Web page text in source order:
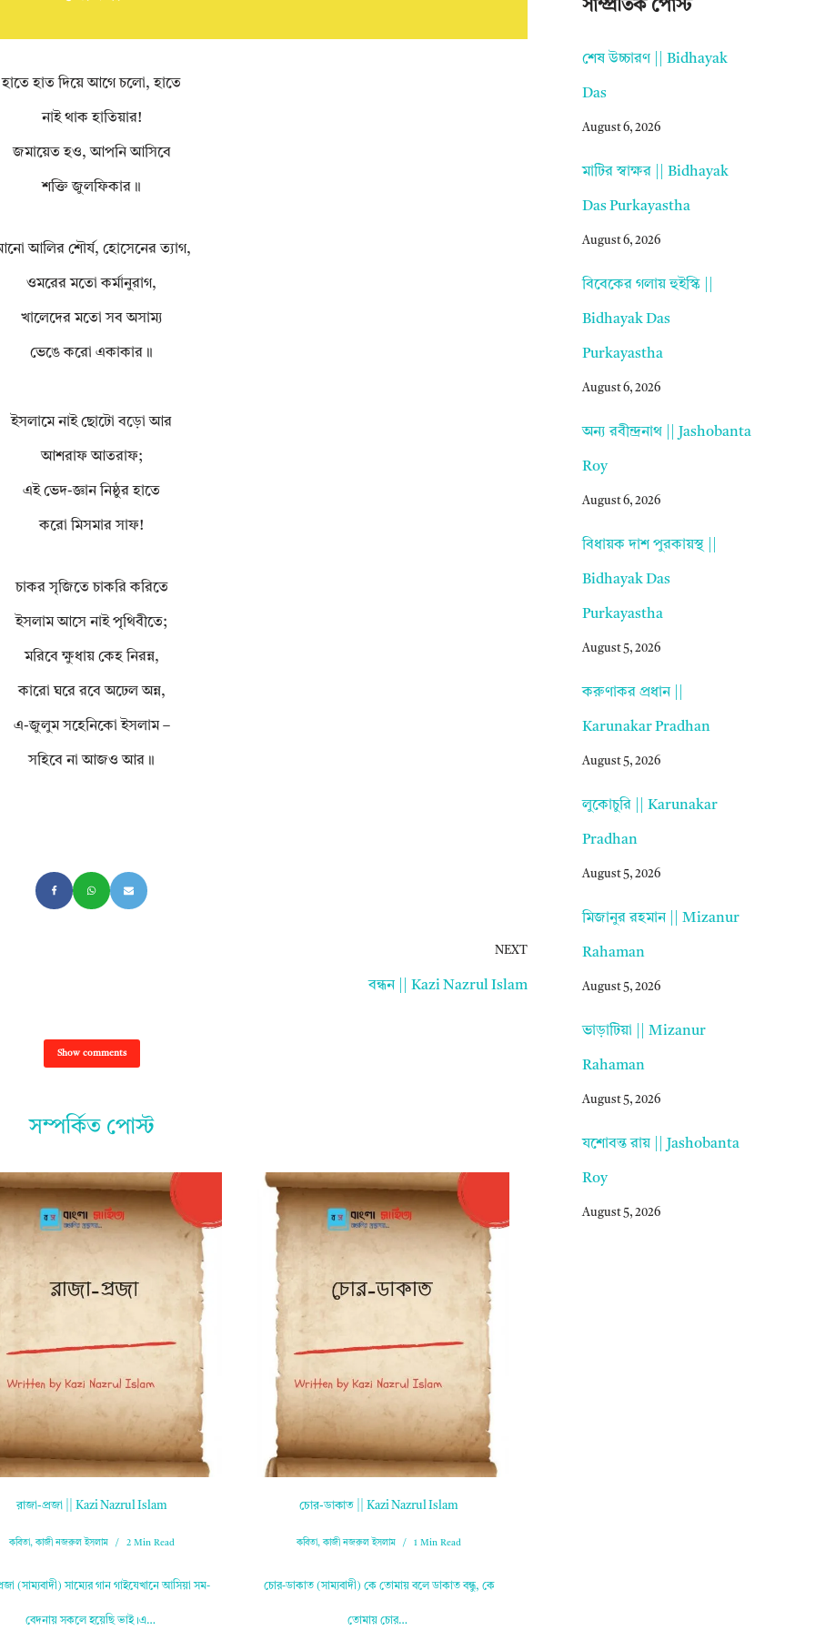
হাতে হাত দিয়ে আগে চলো, হাতে
নাই থাক হাতিয়ার!
জমায়েত হও, আপনি আসিবে
শক্তি জুলফিকার॥
আলির শৌর্য, হোসেনের ত্যাগ,
ওমরের মতো কর্মানুরাগ,
খালেদের মতো সব অসাম্য
ভেঙে করো একাকার॥
ইসলামে নাই ছোটো বড়ো আর
আশরাফ আতরাফ;
এই ভেদ-জ্ঞান নিষ্ঠুর হাতে
করো মিসমার সাফ!
চাকর সৃজিতে চাকরি করিতে
ইসলাম আসে নাই পৃথিবীতে;
মরিবে ক্ষুধায় কেহ নিরন্ন,
কারো ঘরে রবে অঢেল অন্ন,
এ-জুলুম সহেনিকো ইসলাম –
সহিবে না আজও আর॥
NEXT
বন্ধন || Kazi Nazrul Islam
Show comments
সম্পর্কিত পোস্ট
রাজা-প্রজা || Kazi Nazrul Islam
কবিতা,কাজী নজরুল ইসলাম 2 Min Read
(সাম্যবাদী) সাম্যের গান গাইযেখানে আসিয়া সম-
বেদনায় সকলে হয়েছি ভাই।এ…
চোর-ডাকাত || Kazi Nazrul Islam
কবিতা,কাজী নজরুল ইসলাম 1 Min Read
চোর-ডাকাত (সাম্যবাদী) কে তোমায় বলে ডাকাত বন্ধু, কে
তোমায় চোর…
সাম্প্রতিক পোস্ট
শেষ উচ্চারণ || Bidhayak
Das
August 6, 2026
মাটির স্বাক্ষর || Bidhayak
Das Purkayastha
August 6, 2026
বিবেকের গলায় হুইস্কি ||
Bidhayak Das
Purkayastha
August 6, 2026
অন্য রবীন্দ্রনাথ || Jashobanta
Roy
August 6, 2026
বিধায়ক দাশ পুরকায়স্থ ||
Bidhayak Das
Purkayastha
August 5, 2026
করুণাকর প্রধান ||
Karunakar Pradhan
August 5, 2026
লুকোচুরি || Karunakar
Pradhan
August 5, 2026
মিজানুর রহমান || Mizanur
Rahaman
August 5, 2026
ভাড়াটিয়া || Mizanur
Rahaman
August 5, 2026
যশোবন্ত রায় || Jashobanta
Roy
August 5, 2026